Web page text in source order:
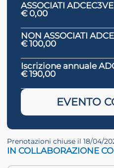
ASSOCIATI
€ 0,00
NON ASSOCIATI
€ 100,00
Iscrizione annuale
€ 190,00
EVENTO
Prenotazioni chiuse il 18/04/
IN COLLABORAZIONE